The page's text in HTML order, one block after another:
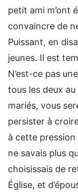
petit ami m’ont
convaincre de
Puissant, en
jeunes. Il est
N’est-ce pas
tous les deux au
mariés, vous
persister à
à cette pression
ne savais plus
choisissais de
Église, et